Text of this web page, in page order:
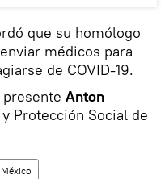
que su homólogo
médicos para
de COVID-19.
Anton
Protección Social de